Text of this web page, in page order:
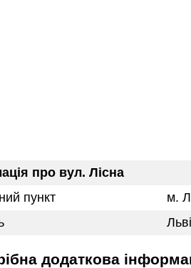
про вул. Лісна
пункт
м.